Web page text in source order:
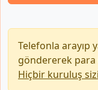
Telefonla arayıp
göndererek
Hiçbir kuruluş